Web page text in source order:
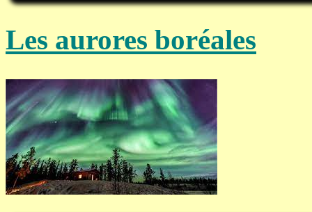
Les aurores boréales